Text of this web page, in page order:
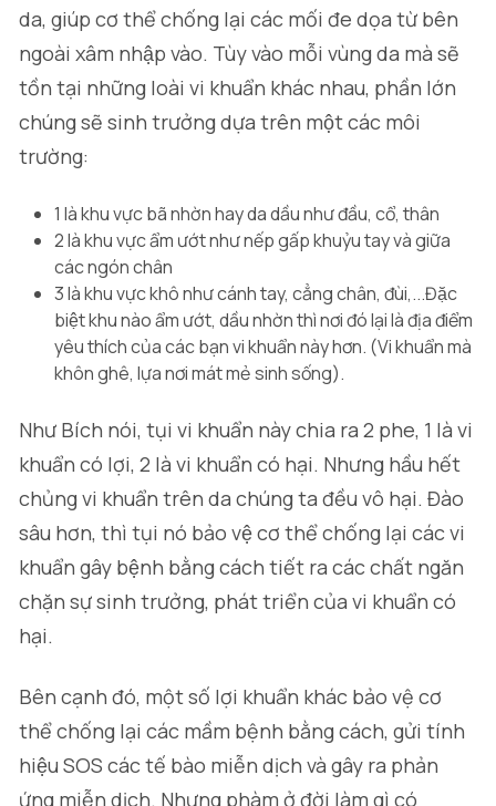
da, giúp cơ thể chống lại các mối đe dọa từ bên
ngoài xâm nhập vào. Tùy vào mỗi vùng da mà sẽ
tồn tại những loài vi khuẩn khác nhau, phần lớn
chúng sẽ sinh trưởng dựa trên một các môi
trường:
1 là khu vực bã nhờn hay da dầu như đầu, cổ, thân
2 là khu vực ẩm ướt như nếp gấp khuỷu tay và giữa
các ngón chân
3 là khu vực khô như cánh tay, cẳng chân, đùi,...Đặc
biệt khu nào ẩm ướt, dầu nhờn thì nơi đó lại là địa điểm
yêu thích của các bạn vi khuẩn này hơn. (Vi khuẩn mà
khôn ghê, lựa nơi mát mẻ sinh sống).
Như Bích nói, tụi vi khuẩn này chia ra 2 phe, 1 là vi
khuẩn có lợi, 2 là vi khuẩn có hại. Nhưng hầu hết
chủng vi khuẩn trên da chúng ta đều vô hại. Đào
sâu hơn, thì tụi nó bảo vệ cơ thể chống lại các vi
khuẩn gây bệnh bằng cách tiết ra các chất ngăn
chặn sự sinh trưởng, phát triển của vi khuẩn có
hại.
Bên cạnh đó, một số lợi khuẩn khác bảo vệ cơ
thể chống lại các mầm bệnh bằng cách, gửi tính
hiệu SOS các tế bào miễn dịch và gây ra phản
ứng miễn dịch. Nhưng phàm ở đời làm gì có